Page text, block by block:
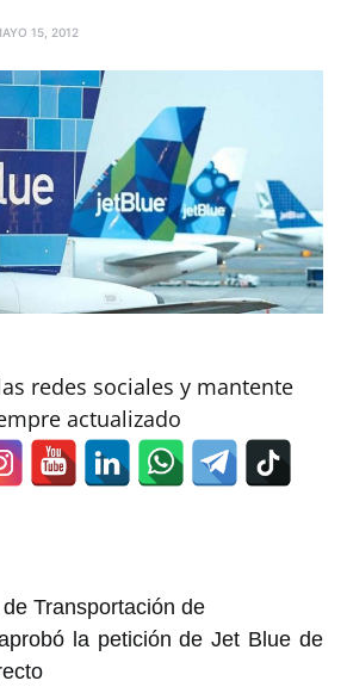
15, 2012
redes sociales y mantente
actualizado
Transportación de
la petición de Jet Blue de